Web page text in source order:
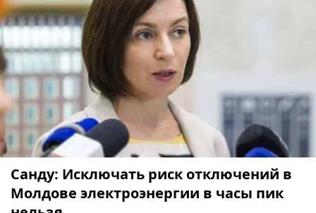
Санду: Исключать риск отключений в
Молдове электроэнергии в часы пик